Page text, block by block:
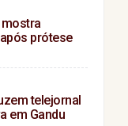
mostra
prótese
telejornal
em Gandu